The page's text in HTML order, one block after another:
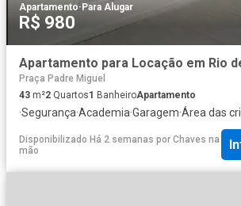
Apartamento· Para Alugar
R$ 980
Praça Padre Miguel
43 m²2 Quartos1 BanheiroApartamento
·Segurança·Academia·Garagem·Área das
Disponibilizado Há 2 semanas por Chaves na
mão